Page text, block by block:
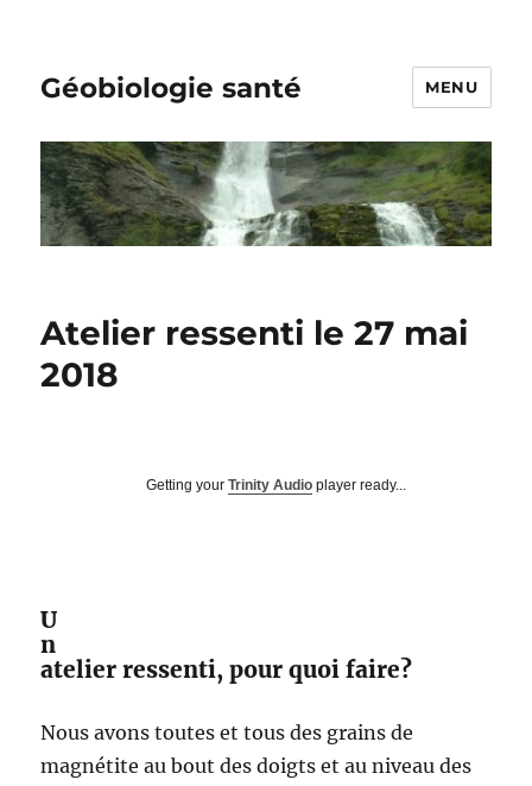
Géobiologie santé MENU
Atelier ressenti le 27 mai
2018
Getting yourTrinity Audio player ready...
U
n
atelier ressenti, pour quoi faire?
Nous avons toutes et tous des grains de
magnétite au bout des doigts et au niveau des